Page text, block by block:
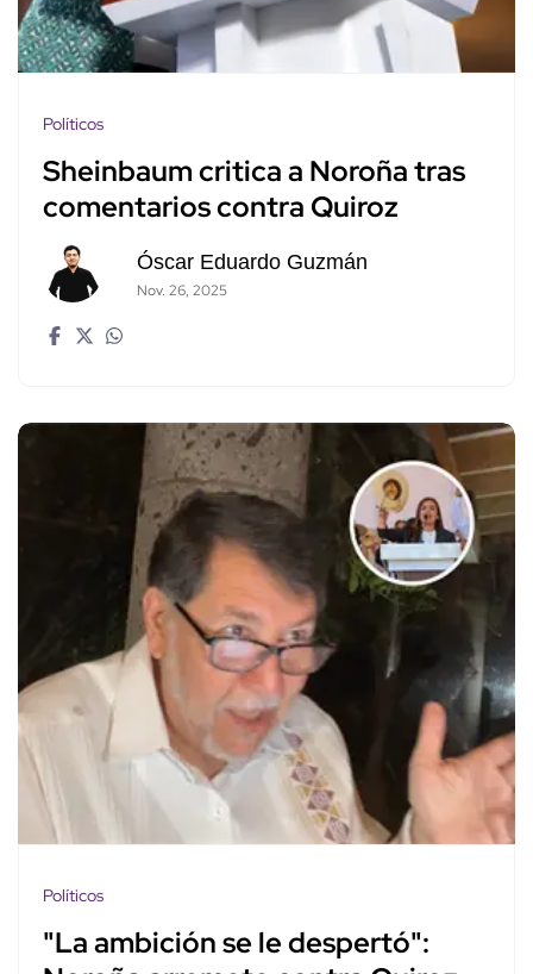
Políticos
Sheinbaum critica a Noroña tras
comentarios contra Quiroz
Óscar Eduardo Guzmán
Nov. 26, 2025
Políticos
"La ambición se le despertó":